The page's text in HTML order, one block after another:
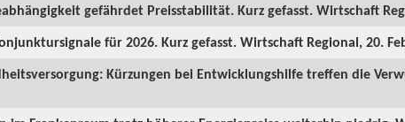
gefährdet Preisstabilität. Kurz gefasst. Wirtschaft
für 2026. Kurz gefasst. Wirtschaft Regional, 20.
Kürzungen bei Entwicklungshilfe treffen die